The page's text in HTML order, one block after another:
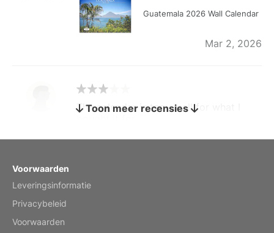
Guatemala 2026 Wall Calendar
Mar 2, 2026
by charles
The calendar is too small for what I
Toon meer recensies
Voorwaarden
Leveringsinformatie
Privacybeleid
Voorwaarden